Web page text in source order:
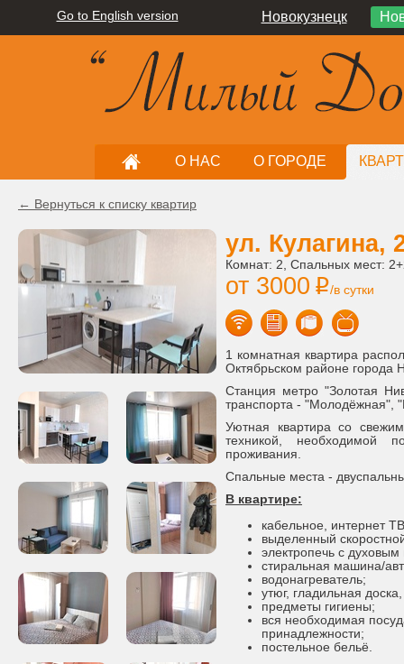
Go to English version Новокузнецк
О НАС О ГОРОДЕ
← Вернуться к списку квартир
ул. Кулагина,
Комнат: 2, Спальных мест:
от 3000 i/в сутки
1 комнатная квартира
Октябрьском районе города
Станция метро "Золотая
транспорта - "Молодёжная",
Уютная квартира со
техникой, необходимой
проживания.
Спальные места -
В квартире:
кабельное, интернет
выделенный
электропечь с
стиральная машина/
водонагреватель;
утюг, гладильная
предметы гигиены;
вся необходимая
принадлежности;
постельное бельё.